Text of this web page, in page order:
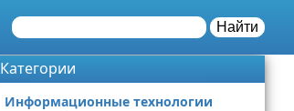
Найти
Категории
Информационные технологии